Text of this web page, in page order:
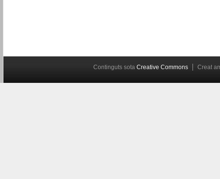
Continguts sota Creative Commons Creat